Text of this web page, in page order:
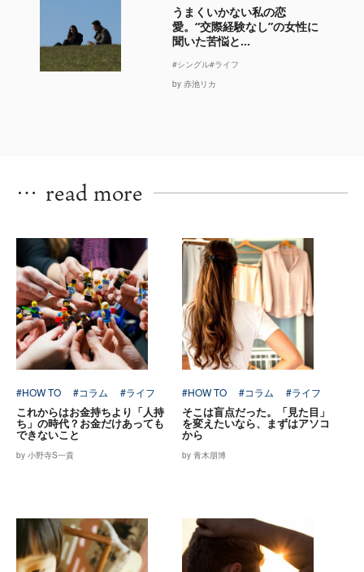
うまくいかない私の恋
愛。“交際経験なし”の女性に
聞いた苦悩と...
#シングル#ライフ
by 赤池リカ
… read more
#HOW TO #コラム #ライフ
これからはお金持ちより「人持
ち」の時代？お金だけあっても
できないこと
by 小野寺S一貴
#HOW TO #コラム #ライフ
そこは盲点だった。「見た目」
を変えたいなら、まずはアソコ
から
by 青木朋博